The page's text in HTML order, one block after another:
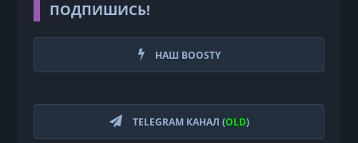
ПОДПИШИСЬ!
НАШ BOOSTY
TELEGRAM КАНАЛ (OLD)